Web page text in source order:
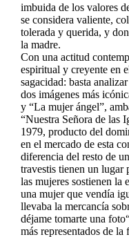
imbuida de los valores
se considera valiente,
tolerada y querida, y
la madre.
Con una actitud
espiritual y creyente en
sagacidad: basta
dos imágenes más
y “La mujer ángel”,
“Nuestra Señora de las
1979, producto del
en el mercado de esta
diferencia del resto de
travestis tienen un lugar
las mujeres sostienen la
una mujer que vendía
llevaba la mercancía
déjame tomarte una
más representados de